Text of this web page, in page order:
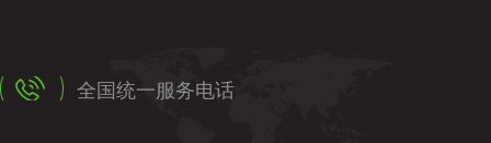
全国统一服务电话